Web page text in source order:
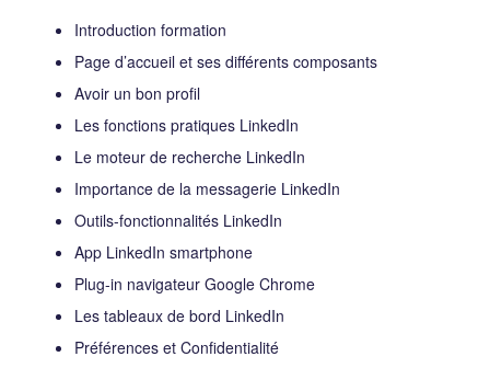
Introduction formation
Page d’accueil et ses différents composants
Avoir un bon profil
Les fonctions pratiques LinkedIn
Le moteur de recherche LinkedIn
Importance de la messagerie LinkedIn
Outils-fonctionnalités LinkedIn
App LinkedIn smartphone
Plug-in navigateur Google Chrome
Les tableaux de bord LinkedIn
Préférences et Confidentialité